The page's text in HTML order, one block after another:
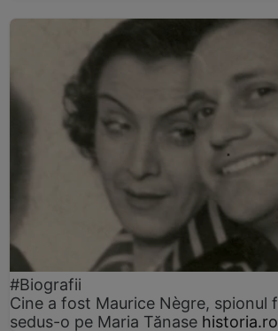
#Biografii
Cine a fost Maurice Nègre, spionul
sedus-o pe Maria Tănase historia.ro